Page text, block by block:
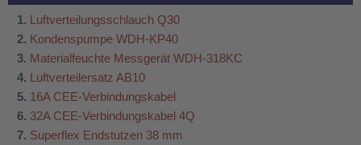
Luftverteilungsschlauch Q30
Kondenspumpe WDH-KP40
Materialfeuchte Messgerät WDH-318KC
Luftverteilersatz AB10
16A CEE-Verbindungskabel
32A CEE-Verbindungskabel 4Q
Superflex Endstutzen 38 mm